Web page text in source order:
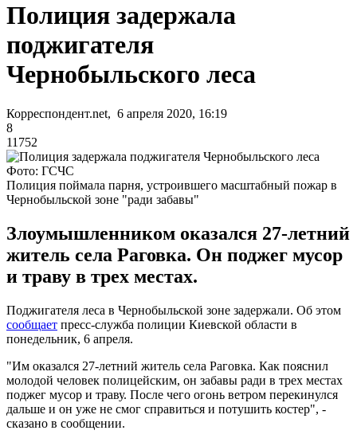
Полиция задержала
поджигателя
Чернобыльского леса
Корреспондент.net, 6 апреля 2020, 16:19
8
11752
Фото: ГСЧС
Полиция поймала парня, устроившего масштабный пожар в
Чернобыльской зоне "ради забавы"
Злоумышленником оказался 27-летний
житель села Раговка. Он поджег мусор
и траву в трех местах.
Поджигателя леса в Чернобыльской зоне задержали. Об этом
сообщает пресс-служба полиции Киевской области в
понедельник, 6 апреля.
"Им оказался 27-летний житель села Раговка. Как пояснил
молодой человек полицейским, он забавы ради в трех местах
поджег мусор и траву. После чего огонь ветром перекинулся
дальше и он уже не смог справиться и потушить костер", -
сказано в сообщении.